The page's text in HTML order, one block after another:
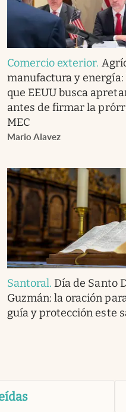
Comercio exterior.
manufactura y
que EEUU busca
antes de firmar la
MEC
Mario Alavez
Santoral. Día de Santo
Guzmán: la oración
guía y protección este